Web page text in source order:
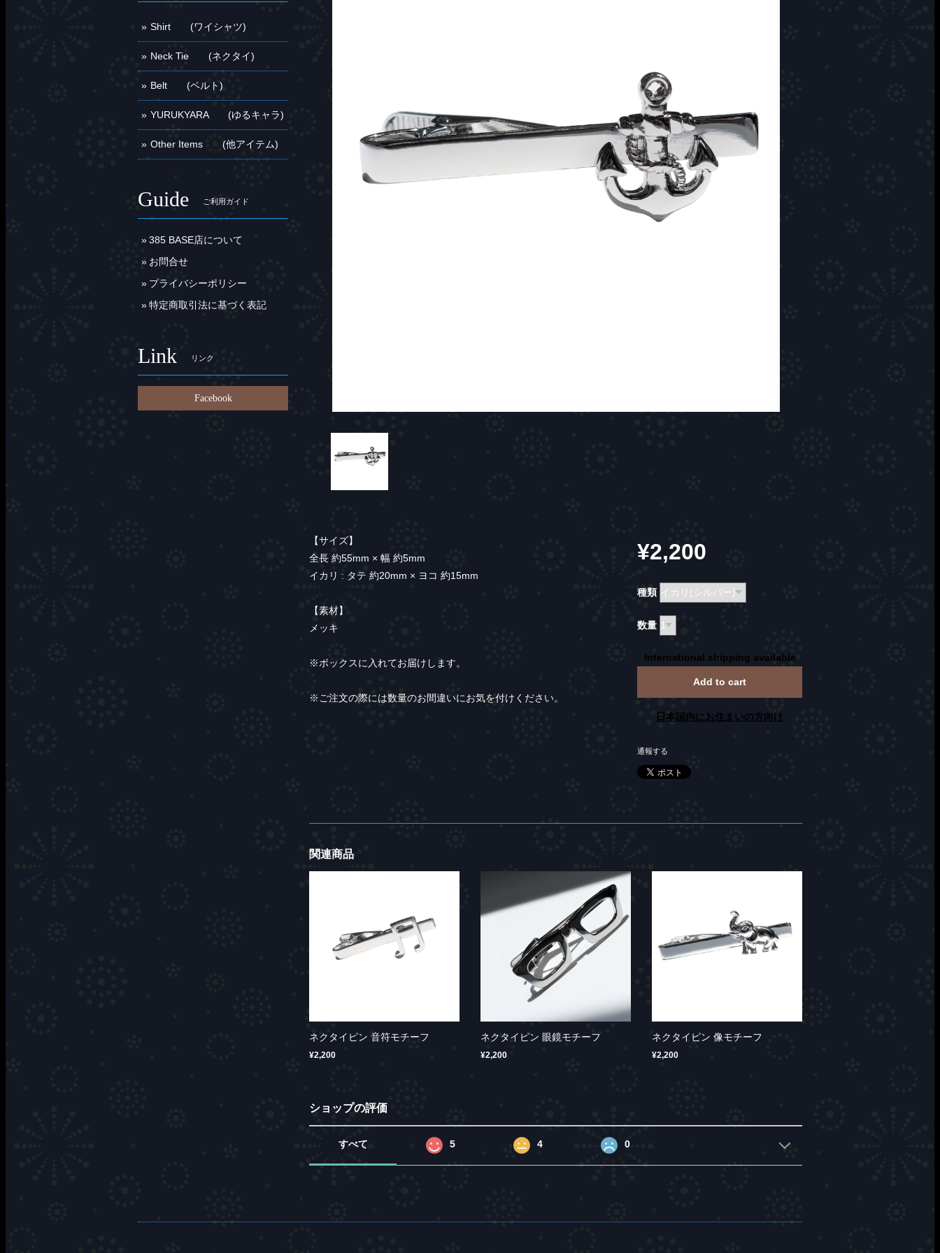
【サイズ】
全長 約55mm × 幅 約5mm
イカリ : タテ 約20mm × ヨコ 約15mm
【素材】
メッキ
※ボックスに入れてお届けします。
※ご注文の際には数量のお間違いにお気を付けください。
¥2,200
種類
数量
International shipping available
Add to cart
日本国内にお住まいの方向け
通報する
関連商品
ネクタイピン 音符モチーフ
¥2,200
ネクタイピン 眼鏡モチーフ
¥2,200
ネクタイピン 像モチーフ
¥2,200
ショップの評価
すべて 5 4 0
Shirt (ワイシャツ)
Neck Tie (ネクタイ)
Belt (ベルト)
YURUKYARA (ゆるキャラ)
Other Items (他アイテム)
Guide ご利用ガイド
385 BASE店について
お問合せ
プライバシーポリシー
特定商取引法に基づく表記
Link リンク
Facebook